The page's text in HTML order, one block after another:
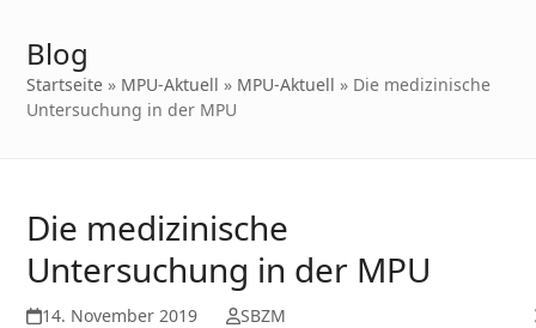
Blog
Startseite » MPU-Aktuell » MPU-Aktuell » Die medizinische
Untersuchung in der MPU
Die medizinische
Untersuchung in der MPU
14. November 2019
SBZM